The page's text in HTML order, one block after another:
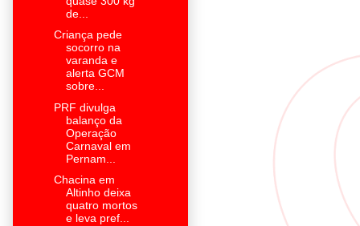
de...
Criança pede
socorro na
varanda e
alerta GCM
sobre...
PRF divulga
balanço da
Operação
Carnaval em
Pernam...
Chacina em
Altinho deixa
quatro mortos
e leva pref...